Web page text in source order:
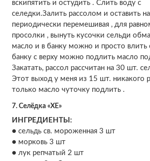
вскипятить и остудить . Слить воду с
селедки.Залить рассолом и оставить
периодически перемешивая , для
просолки , вынуть кусочки сельди
масло и в банку можно и просто влить
банку с верху можно подлить масло
Закатать, рассол рассчитан на 30 шт.
Этот выход у меня из 15 шт. никакого
только масло чуточку подлить .
7. Селёдка «ХЕ»
ИНГРЕДИЕНТЫ:
● сельдь св. мороженная 3 шт
● морковь 3 шт
● лук репчатый 2 шт